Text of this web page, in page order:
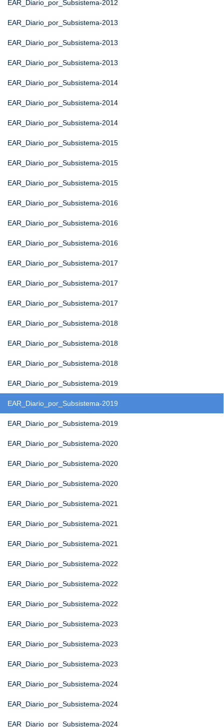
EAR_Diario_por_Subsistema-2012
EAR_Diario_por_Subsistema-2013
EAR_Diario_por_Subsistema-2013
EAR_Diario_por_Subsistema-2013
EAR_Diario_por_Subsistema-2014
EAR_Diario_por_Subsistema-2014
EAR_Diario_por_Subsistema-2014
EAR_Diario_por_Subsistema-2015
EAR_Diario_por_Subsistema-2015
EAR_Diario_por_Subsistema-2015
EAR_Diario_por_Subsistema-2016
EAR_Diario_por_Subsistema-2016
EAR_Diario_por_Subsistema-2016
EAR_Diario_por_Subsistema-2017
EAR_Diario_por_Subsistema-2017
EAR_Diario_por_Subsistema-2017
EAR_Diario_por_Subsistema-2018
EAR_Diario_por_Subsistema-2018
EAR_Diario_por_Subsistema-2018
EAR_Diario_por_Subsistema-2019
EAR_Diario_por_Subsistema-2019
EAR_Diario_por_Subsistema-2019
EAR_Diario_por_Subsistema-2020
EAR_Diario_por_Subsistema-2020
EAR_Diario_por_Subsistema-2020
EAR_Diario_por_Subsistema-2021
EAR_Diario_por_Subsistema-2021
EAR_Diario_por_Subsistema-2021
EAR_Diario_por_Subsistema-2022
EAR_Diario_por_Subsistema-2022
EAR_Diario_por_Subsistema-2022
EAR_Diario_por_Subsistema-2023
EAR_Diario_por_Subsistema-2023
EAR_Diario_por_Subsistema-2023
EAR_Diario_por_Subsistema-2024
EAR_Diario_por_Subsistema-2024
EAR_Diario_por_Subsistema-2024